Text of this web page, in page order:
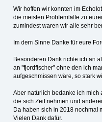
Wir hoffen wir konnten im
die meisten Problemfälle zu
zumindest waren wir alle sehr
Im dem Sinne Danke für eure
Besonderen Dank richte ich an
an "fjordfischer" ohne den ich
aufgeschmissen wäre, so stark
Aber natürlich bedanke ich mich
die sich Zeit nehmen und
Da haben sich in 2018 nochmal
Vielen Dank dafür.